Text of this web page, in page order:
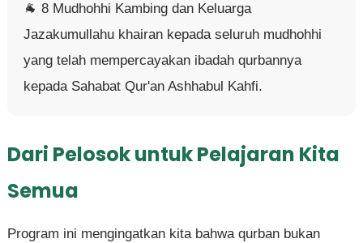
🐐 8 Mudhohhi Kambing dan Keluarga
Jazakumullahu khairan kepada seluruh mudhohhi
yang telah mempercayakan ibadah qurbannya
kepada Sahabat Qur'an Ashhabul Kahfi.
Dari Pelosok untuk Pelajaran Kita
Semua
Program ini mengingatkan kita bahwa qurban bukan